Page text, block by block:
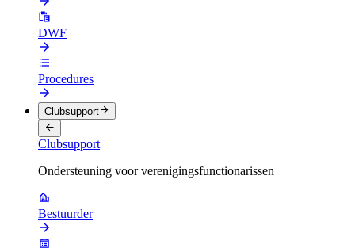
DWF
Procedures
Clubsupport
Clubsupport
Ondersteuning voor verenigingsfunctionarissen
Bestuurder